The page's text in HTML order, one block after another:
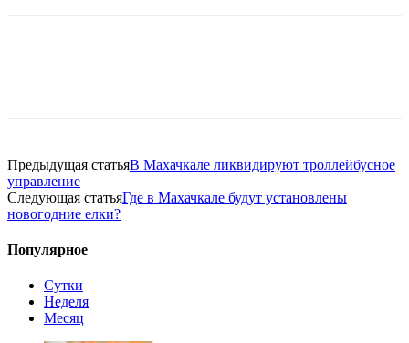
Предыдущая статьяВ Махачкале ликвидируют троллейбусное
управление
Следующая статьяГде в Махачкале будут установлены
новогодние елки?
Популярное
Сутки
Неделя
Месяц